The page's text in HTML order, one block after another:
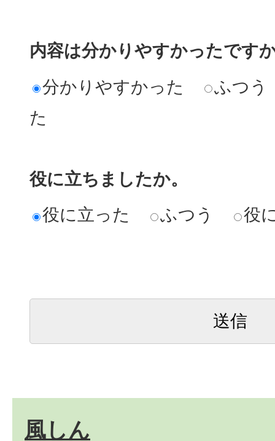
内容は分かりやすかったです
分かりやすかった
ふつう
た
役に立ちましたか。
役に立った
ふつう 役
風しん